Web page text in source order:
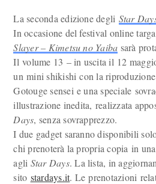
La seconda edizione degli Star
In occasione del festival online
Slayer – Kimetsu no Yaiba sarà
Il volume 13 – in uscita il 12
un mini shikishi con la
Gotouge sensei e una speciale
illustrazione inedita, realizzata
Days, senza sovrapprezzo.
I due gadget saranno disponibili
chi prenoterà la propria copia in
agli Star Days. La lista, in
sito stardays.it. Le prenotazioni